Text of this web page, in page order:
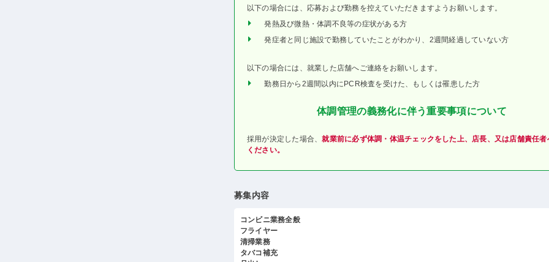
以下の場合には、応募および勤務を控えていただきますようお願いします。
発熱及び微熱・体調不良等の症状がある方
発症者と同じ施設で勤務していたことがわかり、2週間経過していない方
以下の場合には、就業した店舗へご連絡をお願いします。
勤務日から2週間以内にPCR検査を受けた、もしくは罹患した方
体調管理の義務化に伴う重要事項について
採用が決定した場合、就業前に必ず体調・体温チェックをした上、店長、又は店舗責任者
ください。
募集内容
コンビニ業務全般
フライヤー
清掃業務
タバコ補充